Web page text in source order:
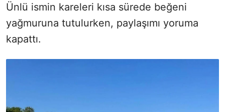
Ünlü ismin kareleri kısa sürede beğeni
yağmuruna tutulurken, paylaşımı yoruma
kapattı.